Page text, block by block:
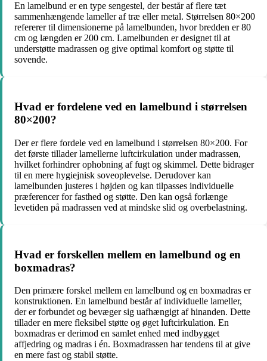
En lamelbund er en type sengestel, der består af flere tæt
sammenhængende lameller af træ eller metal. Størrelsen 80×200
refererer til dimensionerne på lamelbunden, hvor bredden er 80
cm og længden er 200 cm. Lamelbunden er designet til at
understøtte madrassen og give optimal komfort og støtte til
sovende.
Hvad er fordelene ved en lamelbund i størrelsen
80×200?
Der er flere fordele ved en lamelbund i størrelsen 80×200. For
det første tillader lamellerne luftcirkulation under madrassen,
hvilket forhindrer ophobning af fugt og skimmel. Dette bidrager
til en mere hygiejnisk soveoplevelse. Derudover kan
lamelbunden justeres i højden og kan tilpasses individuelle
præferencer for fasthed og støtte. Den kan også forlænge
levetiden på madrassen ved at mindske slid og overbelastning.
Hvad er forskellen mellem en lamelbund og en
boxmadras?
Den primære forskel mellem en lamelbund og en boxmadras er
konstruktionen. En lamelbund består af individuelle lameller,
der er forbundet og bevæger sig uafhængigt af hinanden. Dette
tillader en mere fleksibel støtte og øget luftcirkulation. En
boxmadras er derimod en samlet enhed med indbygget
affjedring og madras i én. Boxmadrassen har tendens til at give
en mere fast og stabil støtte.